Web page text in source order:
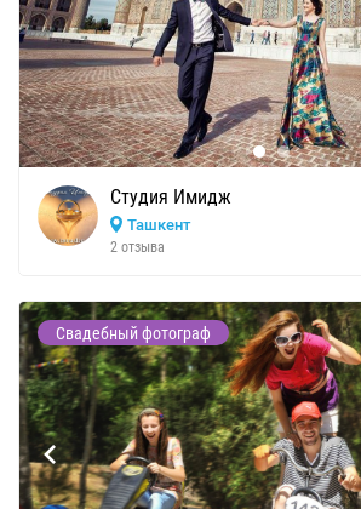
Студия Имидж
Ташкент
2 отзыва
Свадебный фотограф